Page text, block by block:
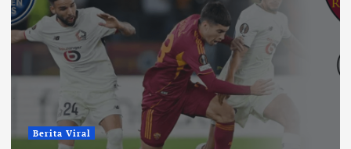
Berita Viral